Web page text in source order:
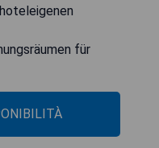
für